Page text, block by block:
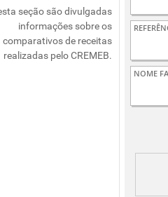
seção são divulgadas
informações sobre os
comparativos de receitas
realizadas pelo CREMEB.